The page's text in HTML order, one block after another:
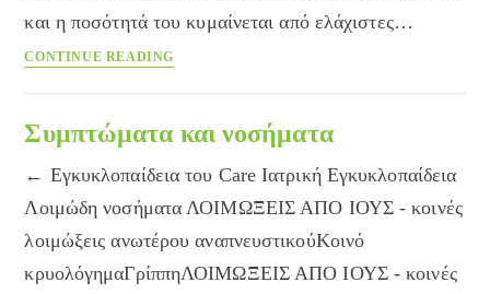
και η ποσότητά του κυμαίνεται από ελάχιστες…
CONTINUE READING
Συμπτώματα και νοσήματα
← Εγκυκλοπαίδεια του Care Ιατρική Εγκυκλοπαίδεια
Λοιμώδη νοσήματα ΛΟΙΜΩΞΕΙΣ ΑΠΟ ΙΟΥΣ - κοινές
λοιμώξεις ανωτέρου αναπνευστικούΚοινό
κρυολόγημαΓρίππηΛΟΙΜΩΞΕΙΣ ΑΠΟ ΙΟΥΣ - κοινές